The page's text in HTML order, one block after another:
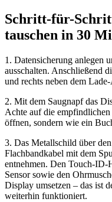
Schritt-für-
tauschen in 30
1. Datensicherung anlegen
ausschalten. Anschließend
und rechts neben dem
2. Mit dem Saugnapf das
Achte auf die
öffnen, sondern wie ein
3. Das Metallschild über
Flachbandkabel mit dem
entnehmen. Den Touch-ID-
Sensor sowie den
Display umsetzen – das ist
weiterhin funktioniert.